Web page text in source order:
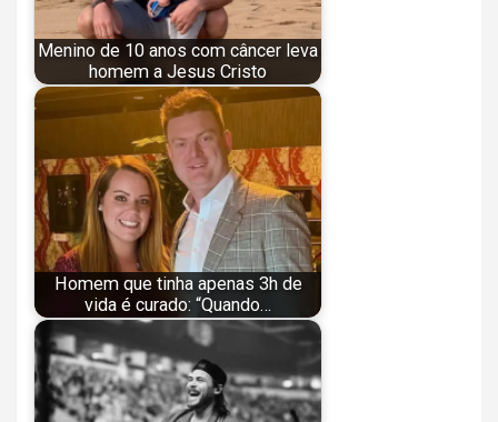
Menino de 10 anos com câncer leva
homem a Jesus Cristo
Homem que tinha apenas 3h de
vida é curado: “Quando…